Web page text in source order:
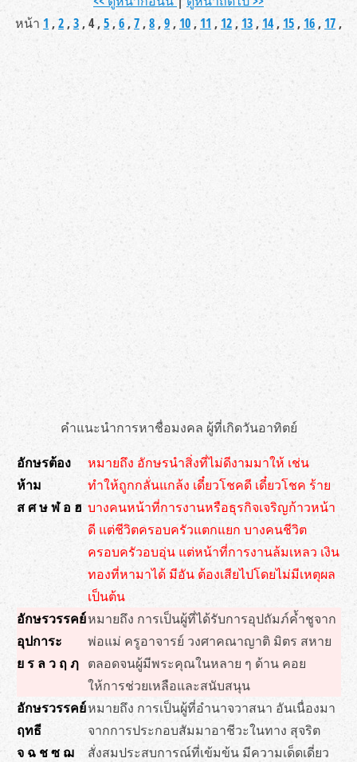
หน้า 1 ,2 ,3 , 4 ,5 ,6 ,7,8 ,9 , 10, 11 , 12 , 13 , 14, 15 , 16, 17 ,
คำแนะนำการหาชื่อมงคล ผู้ที่เกิดวันอาทิตย์
อักษรต้อง
ห้าม
ส ศ ษ ฬ อ ฮ
หมายถึง อักษรนำสิ่งที่ไม่ดีงามมาให้ เช่น
ทำให้ถูกกลั่นแกล้ง เดี๋ยวโชคดี เดี๋ยวโชค ร้าย
บางคนหน้าที่การงานหรือธุรกิจเจริญก้าวหน้า
ดี แต่ชีวิตครอบครัวแตกแยก บางคนชีวิต
ครอบครัวอบอุ่น แต่หน้าที่การงานล้มเหลว เงิน
ทองที่หามาได้ มีอัน ต้องเสียไปโดยไม่มีเหตุผล
เป็นต้น
อักษรวรรคย์
อุปการะ
ย ร ล ว ฤ ฦ
หมายถึง การเป็นผู้ที่ได้รับการอุปถัมภ์ค้ำชูจาก
พ่อแม่ ครูอาจารย์ วงศาคณาญาติ มิตร สหาย
ตลอดจนผู้มีพระคุณในหลาย ๆ ด้าน คอย
ให้การช่วยเหลือและสนับสนุน
อักษรวรรคย์
ฤทธี
จ ฉ ช ซ ฌ
หมายถึง การเป็นผู้ที่อำนาจวาสนา อันเนื่องมา
จากการประกอบสัมมาอาชีวะในทาง สุจริต
สั่งสมประสบการณ์ที่เข้มข้น มีความเด็ดเดี่ยว